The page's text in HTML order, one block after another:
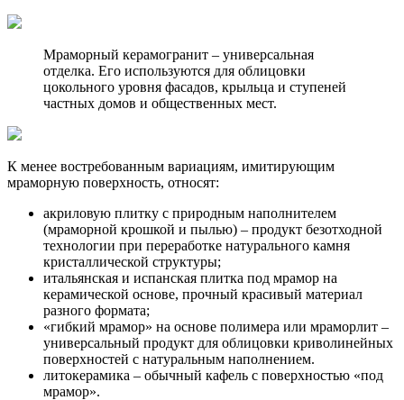
Мраморный керамогранит – универсальная
отделка. Его используются для облицовки
цокольного уровня фасадов, крыльца и ступеней
частных домов и общественных мест.
К менее востребованным вариациям, имитирующим
мраморную поверхность, относят:
акриловую плитку с природным наполнителем
(мраморной крошкой и пылью) – продукт безотходной
технологии при переработке натурального камня
кристаллической структуры;
итальянская и испанская плитка под мрамор на
керамической основе, прочный красивый материал
разного формата;
«гибкий мрамор» на основе полимера или мраморлит –
универсальный продукт для облицовки криволинейных
поверхностей с натуральным наполнением.
литокерамика – обычный кафель с поверхностью «под
мрамор».